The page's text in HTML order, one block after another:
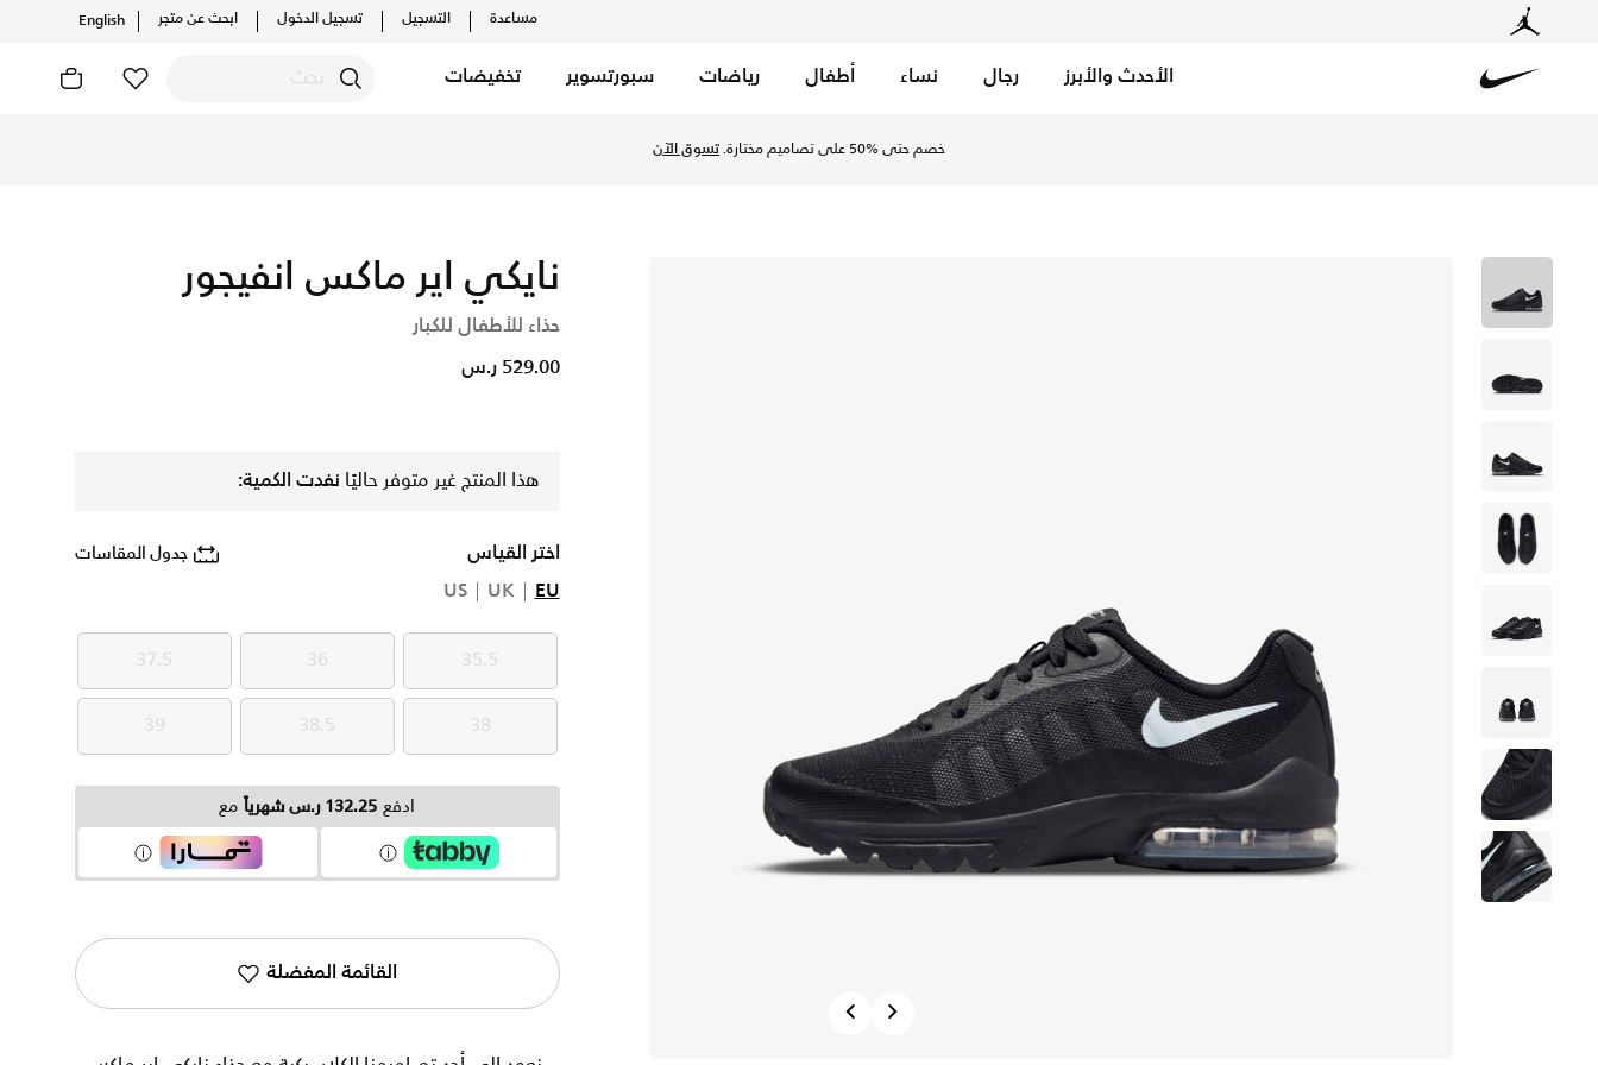
مساعدة التسجيل تسجيل الدخول ابحث عن متجر English
الأحدث والأبرز رجال نساء أطفال رياضات سبورتسوير تخفيضات
خصم حتى %50 على تصاميم مختارة. تسوق الآن
Next
نايكي اير ماكس انفيجور
حذاء للأطفال للكبار
529.00 ر.س
هذا المنتج غير متوفر حاليًا نفدت الكمية:
اختر القياس جدول المقاسات
EU
UK
US
35.5
35.5
36
36
37.5
37.5
38
38
38.5
38.5
39
39
ادفع 132.25 ر.س شهرياً مع
القائمة المفضلة